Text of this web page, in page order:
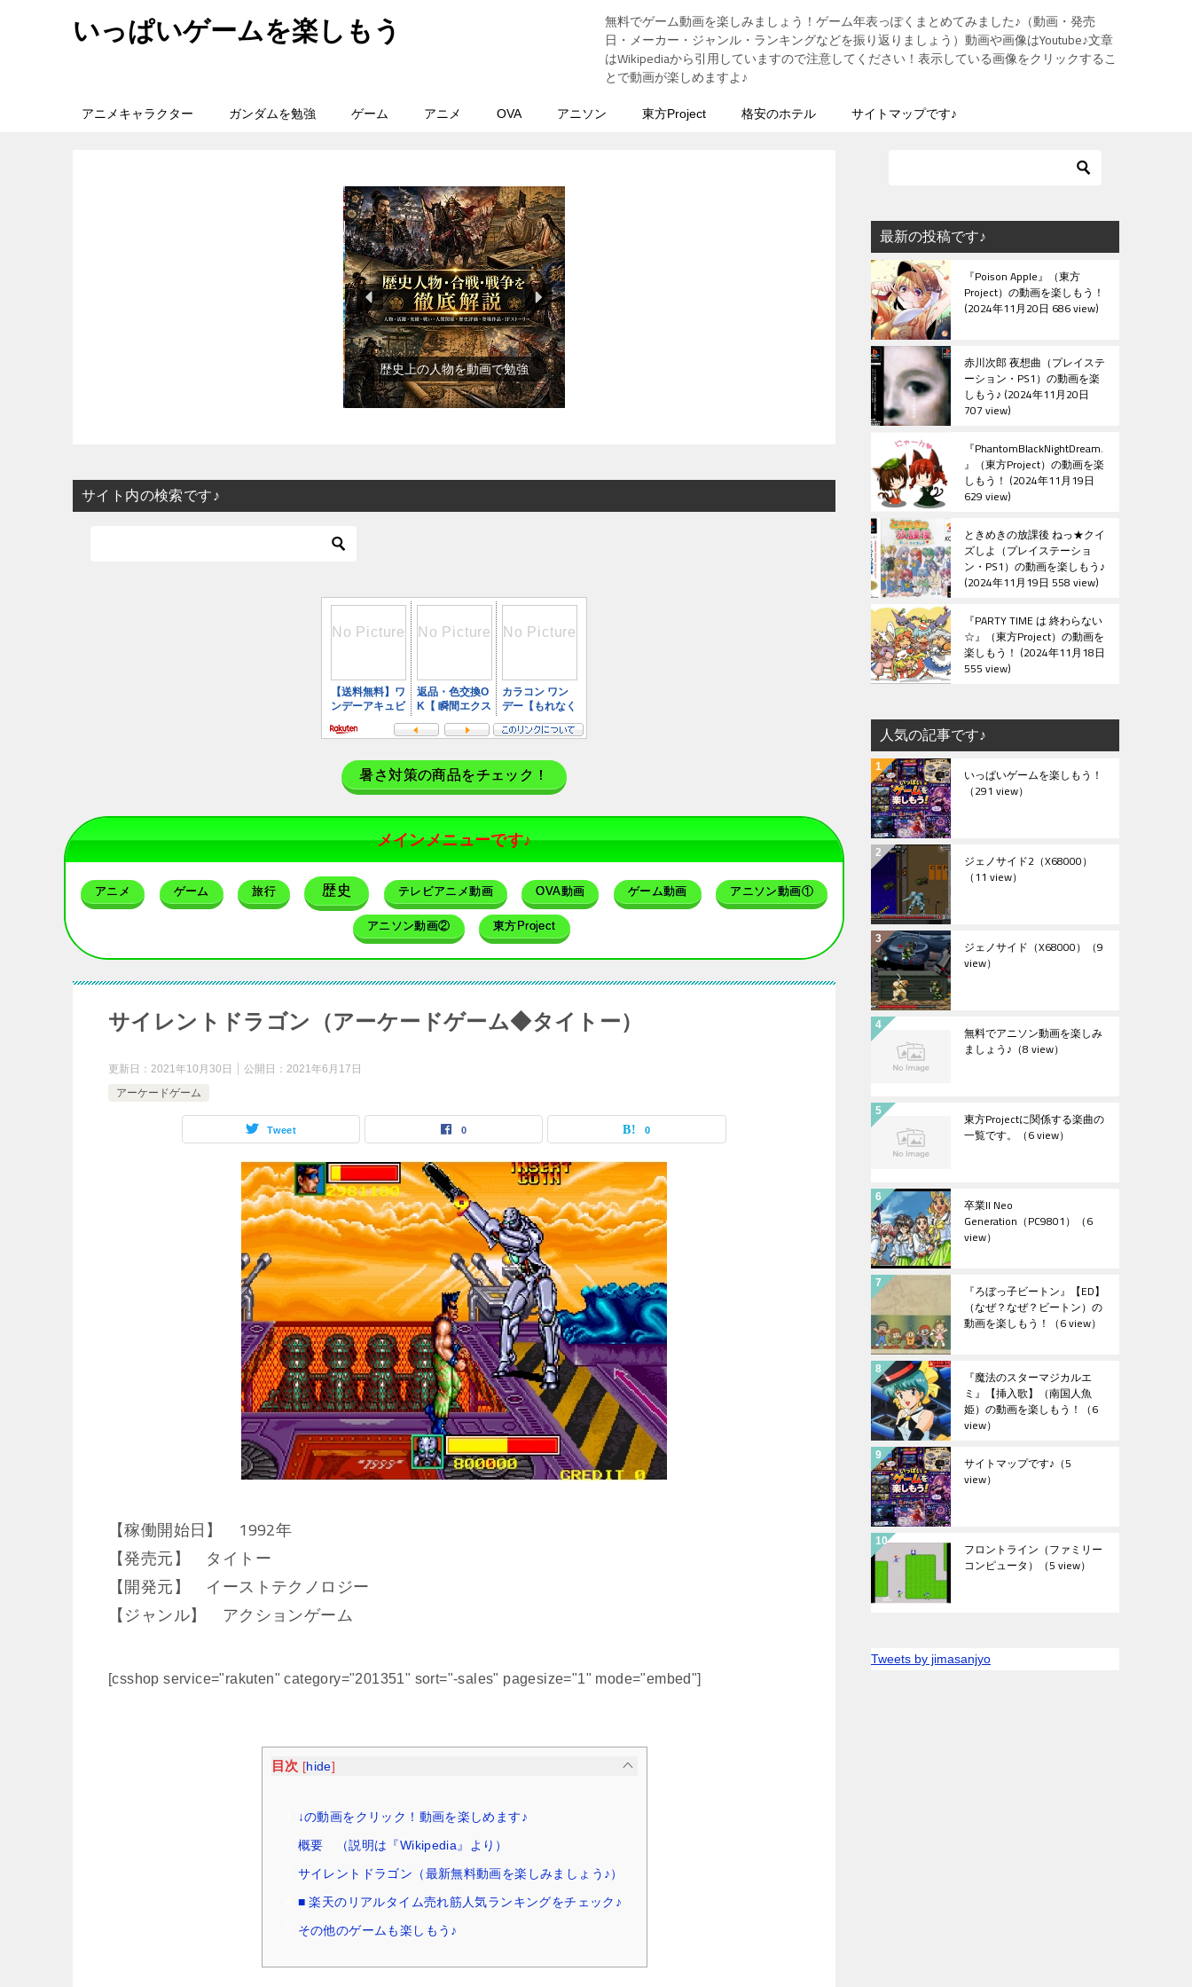
いっぱいゲームを楽しもう
無料でゲーム動画を楽しみましょう！ゲーム年表っぽくまとめてみました♪（動画・発売
日・メーカー・ジャンル・ランキングなどを振り返りましょう）動画や画像はYoutube♪文章
はWikipediaから引用していますので注意してください！表示している画像をクリックするこ
とで動画が楽しめますよ♪
アニメキャラクター ガンダムを勉強 ゲーム アニメ OVA アニソン 東方Project 格安のホテル サイトマップです♪
『食品』（楽天市場）
サイト内の検索です♪
暑さ対策の商品をチェック！
メインメニューです♪
アニメ ゲーム 旅行 歴史 テレビアニメ動画 OVA動画 ゲーム動画 アニソン動画①
アニソン動画② 東方Project
サイレントドラゴン（アーケードゲーム◆タイトー）
更新日： 2021年10月30日 公開日： 2021年6月17日
アーケードゲーム
Tweet 0 0
【稼働開始日】 1992年
【発売元】 タイトー
【開発元】 イーストテクノロジー
【ジャンル】 アクションゲーム
[csshop service="rakuten" category="201351" sort="-sales" pagesize="1" mode="embed"]
目次 [hide]
↓の動画をクリック！動画を楽しめます♪
概要 （説明は『Wikipedia』より）
サイレントドラゴン（最新無料動画を楽しみましょう♪）
■ 楽天のリアルタイム売れ筋人気ランキングをチェック♪
その他のゲームも楽しもう♪
最新の投稿です♪
『Poison Apple』（東方
Project）の動画を楽しもう！
2024年11月20日 686 view
赤川次郎 夜想曲（プレイステ
ーション・PS1）の動画を楽
しもう♪ 2024年11月20日
707 view
『PhantomBlackNightDream.
』（東方Project）の動画を楽
しもう！ 2024年11月19日
629 view
ときめきの放課後 ねっ★クイ
ズしよ（プレイステーショ
ン・PS1）の動画を楽しもう♪
2024年11月19日 558 view
『PARTY TIME は 終わらない
☆』（東方Project）の動画を
楽しもう！ 2024年11月18日
555 view
人気の記事です♪
いっぱいゲームを楽しもう！
（291 view）
ジェノサイド2（X68000）
（11 view）
ジェノサイド（X68000） （9
view）
無料でアニソン動画を楽しみ
ましょう♪ （8 view）
東方Projectに関係する楽曲の
一覧です。 （6 view）
卒業II Neo
Generation（PC9801） （6
view）
『ろぼっ子ビートン』【ED】
（なぜ？なぜ？ビートン）の
動画を楽しもう！ （6 view）
『魔法のスターマジカルエ
ミ』【挿入歌】（南国人魚
姫）の動画を楽しもう！ （6
view）
サイトマップです♪ （5
view）
フロントライン（ファミリー
コンピュータ） （5 view）
Tweets by jimasanjyo